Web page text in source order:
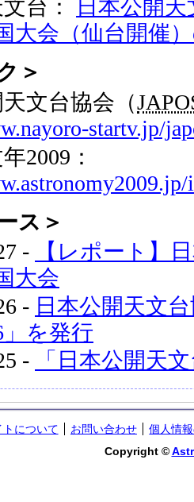
台：
日本公開
大会（仙台開催
＞
文台協会（
startv.jp/
2009：
ス＞
-
【レポート】
大会
- 日本公開天文
」を発行
-
「日本公開天
トについて お問い合わせ
個人情
Copyright ©